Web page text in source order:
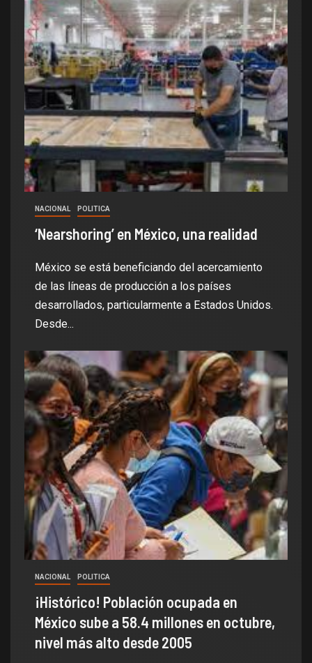
NACIONAL POLITICA
‘Nearshoring’ en México, una realidad
México se está beneficiando del acercamiento
de las líneas de producción a los países
desarrollados, particularmente a Estados Unidos.
Desde...
NACIONAL POLITICA
¡Histórico! Población ocupada en
México sube a 58.4 millones en octubre,
nivel más alto desde 2005